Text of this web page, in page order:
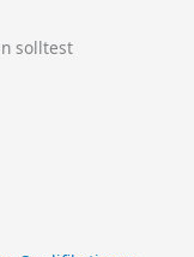
solltest